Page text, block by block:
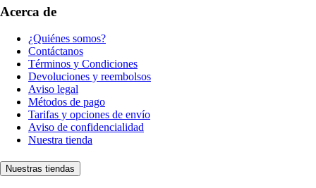
Acerca de
¿Quiénes somos?
Contáctanos
Términos y Condiciones
Devoluciones y reembolsos
Aviso legal
Métodos de pago
Tarifas y opciones de envío
Aviso de confidencialidad
Nuestra tienda
Nuestras tiendas